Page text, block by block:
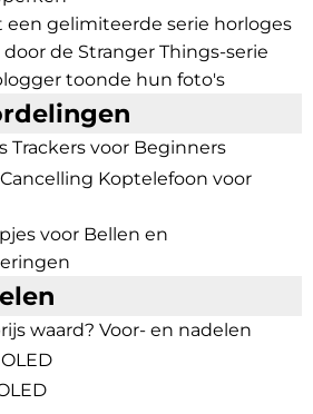
een gelimiteerde serie horloges
de Stranger Things-serie
toonde hun foto's
Trackers voor Beginners
Koptelefoon voor
voor Bellen en
waard? Voor- en nadelen